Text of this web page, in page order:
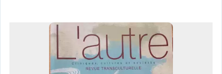
Interprétariat
Ressources